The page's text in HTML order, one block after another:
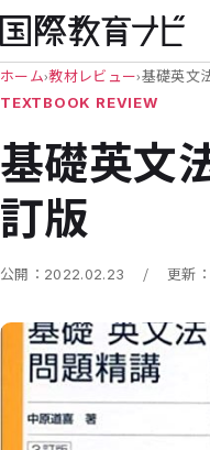
ホーム›教材レビュー›基礎英文
TEXTBOOK REVIEW
基礎英文
訂版
公開： 2022.02.23 / 更新：